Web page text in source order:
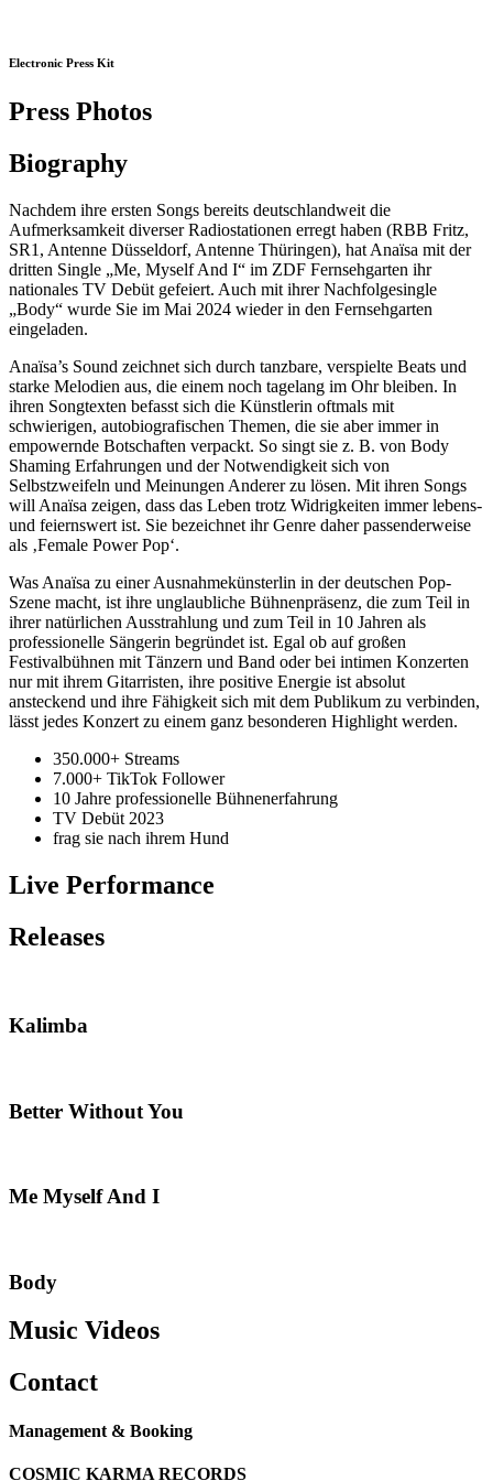
Electronic Press Kit
Press Photos
Biography
Nachdem ihre ersten Songs bereits deutschlandweit die
Aufmerksamkeit diverser Radiostationen erregt haben (RBB Fritz,
SR1, Antenne Düsseldorf, Antenne Thüringen), hat Anaïsa mit der
dritten Single „Me, Myself And I“ im ZDF Fernsehgarten ihr
nationales TV Debüt gefeiert. Auch mit ihrer Nachfolgesingle
„Body“ wurde Sie im Mai 2024 wieder in den Fernsehgarten
eingeladen.
Anaïsa’s Sound zeichnet sich durch tanzbare, verspielte Beats und
starke Melodien aus, die einem noch tagelang im Ohr bleiben. In
ihren Songtexten befasst sich die Künstlerin oftmals mit
schwierigen, autobiografischen Themen, die sie aber immer in
empowernde Botschaften verpackt. So singt sie z. B. von Body
Shaming Erfahrungen und der Notwendigkeit sich von
Selbstzweifeln und Meinungen Anderer zu lösen. Mit ihren Songs
will Anaïsa zeigen, dass das Leben trotz Widrigkeiten immer lebens-
und feiernswert ist. Sie bezeichnet ihr Genre daher passenderweise
als ‚Female Power Pop‘.
Was Anaïsa zu einer Ausnahmekünsterlin in der deutschen Pop-
Szene macht, ist ihre unglaubliche Bühnenpräsenz, die zum Teil in
ihrer natürlichen Ausstrahlung und zum Teil in 10 Jahren als
professionelle Sängerin begründet ist. Egal ob auf großen
Festivalbühnen mit Tänzern und Band oder bei intimen Konzerten
nur mit ihrem Gitarristen, ihre positive Energie ist absolut
ansteckend und ihre Fähigkeit sich mit dem Publikum zu verbinden,
lässt jedes Konzert zu einem ganz besonderen Highlight werden.
350.000+ Streams
7.000+ TikTok Follower
10 Jahre professionelle Bühnenerfahrung
TV Debüt 2023
frag sie nach ihrem Hund
Live Performance
Releases
Kalimba
Better Without You
Me Myself And I
Body
Music Videos
Contact
Management & Booking
COSMIC KARMA RECORDS